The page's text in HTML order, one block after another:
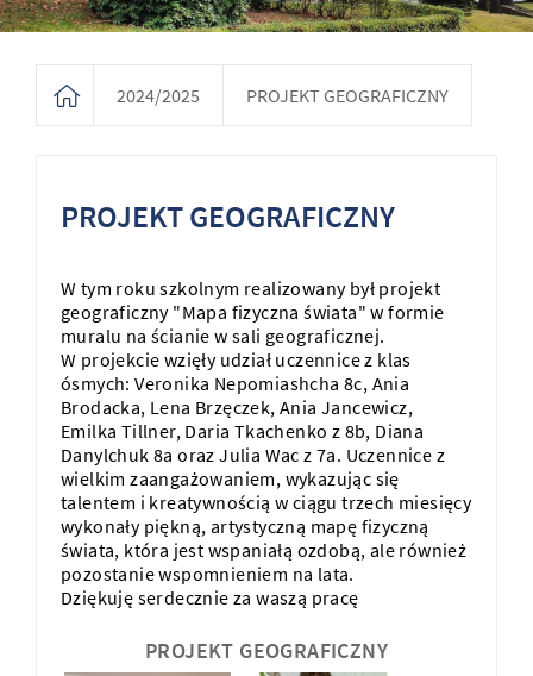
2024/2025 PROJEKT GEOGRAFICZNY
PROJEKT GEOGRAFICZNY
W tym roku szkolnym realizowany był projekt
geograficzny "Mapa fizyczna świata" w formie
muralu na ścianie w sali geograficznej.
W projekcie wzięły udział uczennice z klas
ósmych: Veronika Nepomiashcha 8c, Ania
Brodacka, Lena Brzęczek, Ania Jancewicz,
Emilka Tillner, Daria Tkachenko z 8b, Diana
Danylchuk 8a oraz Julia Wac z 7a. Uczennice z
wielkim zaangażowaniem, wykazując się
talentem i kreatywnością w ciągu trzech miesięcy
wykonały piękną, artystyczną mapę fizyczną
świata, która jest wspaniałą ozdobą, ale również
pozostanie wspomnieniem na lata.
Dziękuję serdecznie za waszą pracę
PROJEKT GEOGRAFICZNY